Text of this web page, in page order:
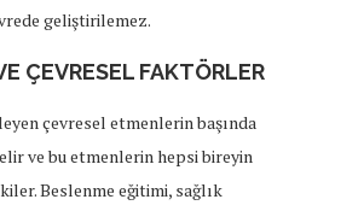
geliştirilemez.
ÇEVRESEL FAKTÖRLER
çevresel etmenlerin başında
ve bu etmenlerin hepsi bireyin
Beslenme eğitimi, sağlık